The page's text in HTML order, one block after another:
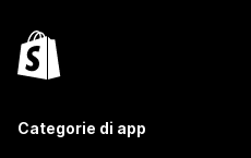
Categorie di app